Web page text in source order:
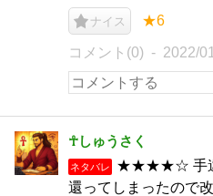
ナイス ★6
コメント(0) 2022/
☥しゅうさく
ネタバレ
★★★★☆ 手違
還ってしまったので